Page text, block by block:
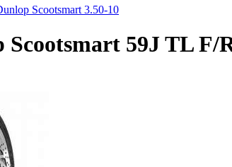
Scootsmart 3.50-10
Scootsmart 59J TL F/